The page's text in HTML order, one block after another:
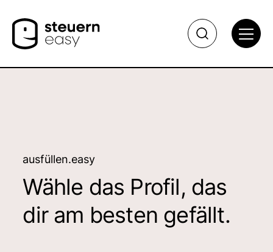
ausfüllen.easy
Wähle das Profil, das
dir am besten gefällt.